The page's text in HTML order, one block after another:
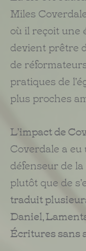
Miles
où il reçoit une
devient prêtre
de
pratiques de
plus proches
L'impact de
Coverdale a
défenseur de
plutôt que de
traduit
Daniel,
Écritures sans